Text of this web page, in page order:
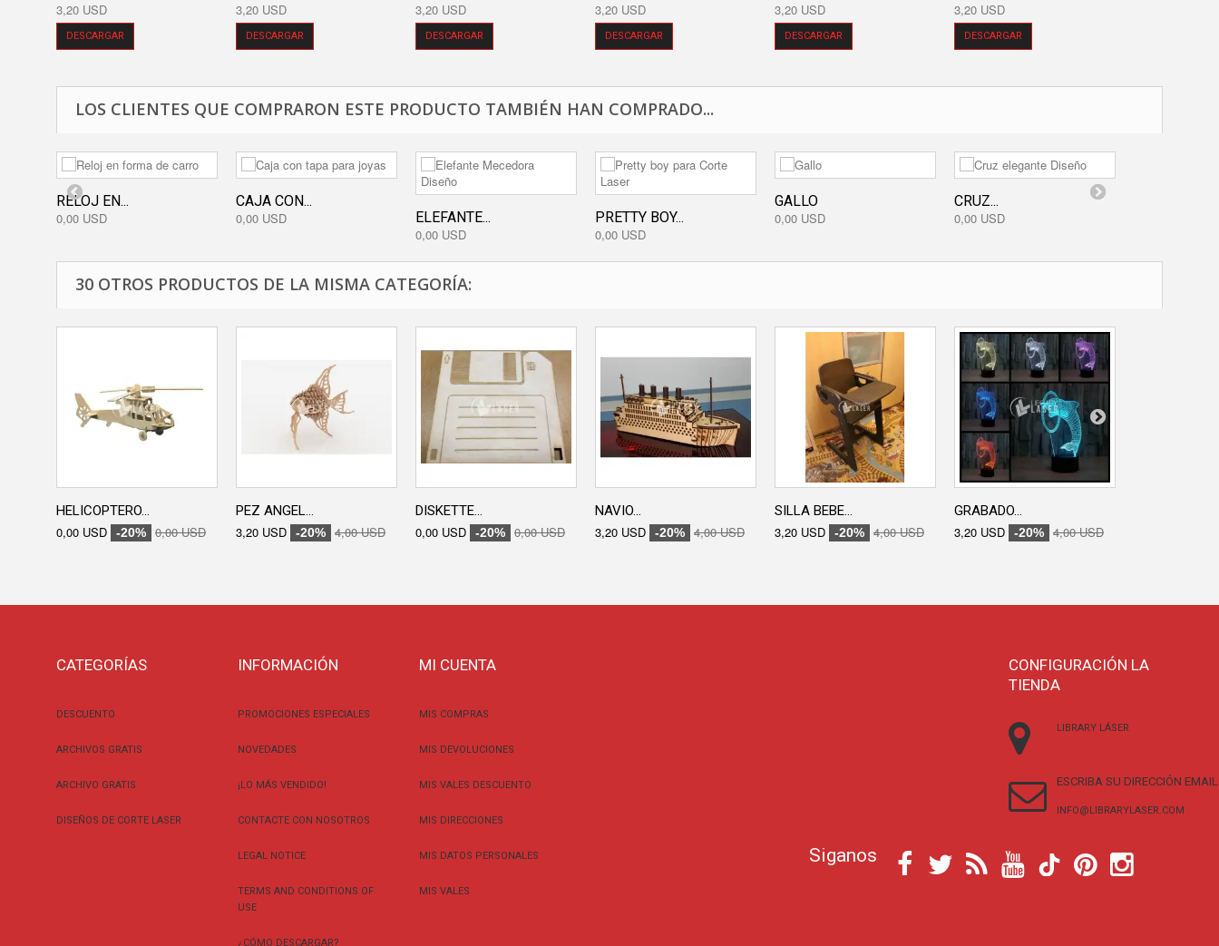
3,20 USD
DESCARGAR
3,20 USD
DESCARGAR
3,20 USD
DESCARGAR
3,20 USD
DESCARGAR
3,20 USD
DESCARGAR
3,20 USD
DESCARGAR
LOS CLIENTES QUE COMPRARON ESTE PRODUCTO TAMBIÉN HAN COMPRADO...
RELOJ EN...
0,00 USD
CAJA CON...
0,00 USD
ELEFANTE...
0,00 USD
PRETTY BOY...
0,00 USD
GALLO
0,00 USD
CRUZ...
0,00 USD
30 OTROS PRODUCTOS DE LA MISMA CATEGORÍA:
HELICOPTERO...
0,00 USD -20% 0,00 USD
PEZ ANGEL...
3,20 USD -20% 4,00 USD
DISKETTE...
0,00 USD -20% 0,00 USD
NAVIO...
3,20 USD -20% 4,00 USD
SILLA BEBE...
3,20 USD -20% 4,00 USD
GRABADO...
3,20 USD -20% 4,00 USD
CATEGORÍAS
DESCUENTO
ARCHIVOS GRATIS
ARCHIVO GRATIS
DISEÑOS DE CORTE LASER
INFORMACIÓN
PROMOCIONES ESPECIALES
NOVEDADES
¡LO MÁS VENDIDO!
CONTACTE CON NOSOTROS
LEGAL NOTICE
TERMS AND CONDITIONS OF
USE
¿CÓMO DESCARGAR?
MI CUENTA
MIS COMPRAS
MIS DEVOLUCIONES
MIS VALES DESCUENTO
MIS DIRECCIONES
MIS DATOS PERSONALES
MIS VALES
CONFIGURACIÓN LA
TIENDA
LIBRARY LÁSER
ESCRIBA SU DIRECCIÓN
INFO@LIBRARYLASER.COM
Siganos